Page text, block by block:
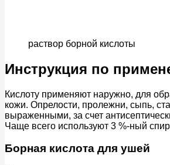
раствор борной кислоты
Инструкция по
Кислоту применяют наружно, для
кожи. Опрелости, пролежни, сыпь,
выраженными, за счет
Чаще всего используют 3 %-ный
Борная кислота для ушей